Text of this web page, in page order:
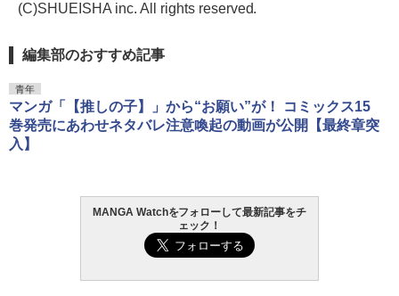
(C)SHUEISHA inc. All rights reserved.
編集部のおすすめ記事
青年
マンガ「【推しの子】」から“お願い”が！ コミックス15
巻発売にあわせネタバレ注意喚起の動画が公開【最終章突
入】
MANGA Watchをフォローして最新記事をチ
ェック！